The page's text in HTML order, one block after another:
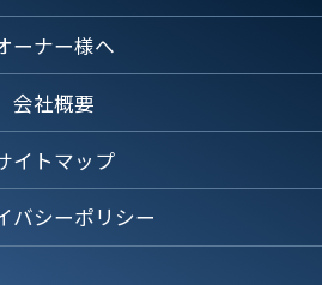
ーナー様へ
会社概要
イトマップ
バシーポリシー